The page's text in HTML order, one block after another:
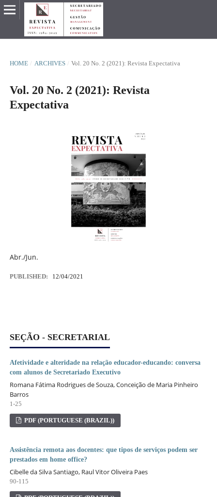
HOME / ARCHIVES / Vol. 20 No. 2 (2021): Revista Expectativa
Vol. 20 No. 2 (2021): Revista
Expectativa
Abr./Jun.
PUBLISHED: 12/04/2021
SEÇÃO - SECRETARIAL
Afetividade e alteridade na relação educador-educando: conversa
com alunos de Secretariado Executivo
Romana Fátima Rodrigues de Souza, Conceição de Maria Pinheiro
Barros
1-25
PDF (PORTUGUESE (BRAZIL))
Assistência remota aos docentes: que tipos de serviços podem ser
prestados em home office?
Cibelle da Silva Santiago, Raul Vitor Oliveira Paes
90-115